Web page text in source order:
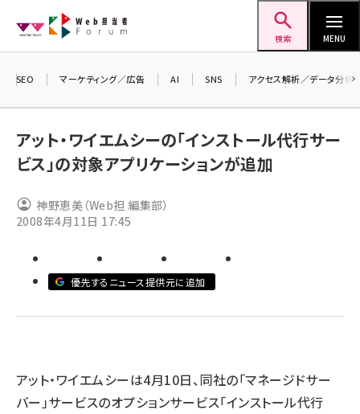
ン
検索 MENU
ai (2799)
note (2308)
llmo (1155)
SEO マーケティング／広告 AI SNS アクセス解析／データ分析
アット・ワイエムシーの「インストール代行サー
ビス」の対象アプリケーションが追加
神野恵美（Web担 編集部）
2008年4月11日 17:45
優先するニュース提供元に追加
アット・ワイエムシーは4月10日、同社の「マネージドサー
バー」サービスのオプションサービス「インストール代行
差し